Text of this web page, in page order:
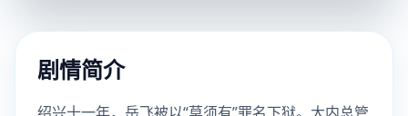
剧情简介